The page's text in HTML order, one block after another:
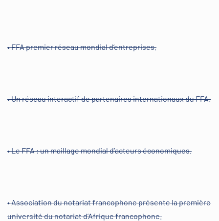
• FFA premier réseau mondial d’entreprises.
• Un réseau interactif de partenaires internationaux du FFA.
• Le FFA : un maillage mondial d’acteurs économiques.
• Association du notariat francophone présente la première
université du notariat d’Afrique francophone.